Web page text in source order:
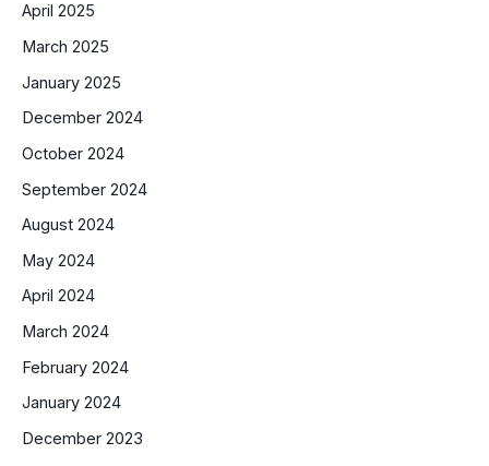
April 2025
March 2025
January 2025
December 2024
October 2024
September 2024
August 2024
May 2024
April 2024
March 2024
February 2024
January 2024
December 2023